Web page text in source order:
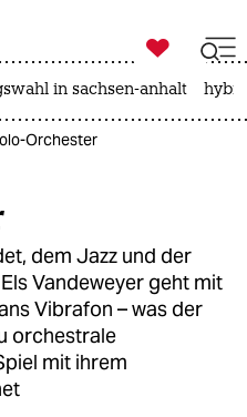
ich

taz zahl ich
in sachsen-anhalt
Orchester
dem Jazz und der
Vandeweyer geht mit
Vibrafon – was der
orchestrale
mit ihrem